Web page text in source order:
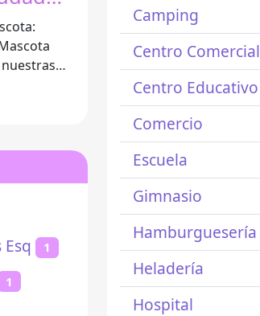
1
1
Camping
Centro Comercial
Centro Educativo
Comercio
Escuela
Gimnasio
Hamburguesería
Heladería
Hospital